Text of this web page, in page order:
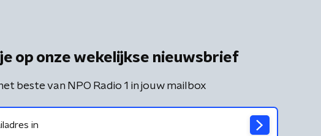
op onze wekelijkse nieuwsbrief
beste van NPO Radio 1 in jouw mailbox